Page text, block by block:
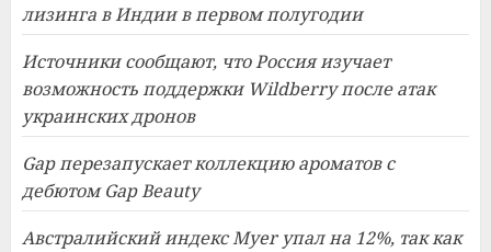
лизинга в Индии в первом полугодии
Источники сообщают, что Россия изучает
возможность поддержки Wildberry после атак
украинских дронов
Gap перезапускает коллекцию ароматов с
дебютом Gap Beauty
Австралийский индекс Myer упал на 12%, так как